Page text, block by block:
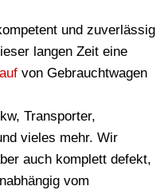
und zuverlässig
langen Zeit eine
von Gebrauchtwagen
Transporter,
vieles mehr. Wir
auch komplett defekt,
vom